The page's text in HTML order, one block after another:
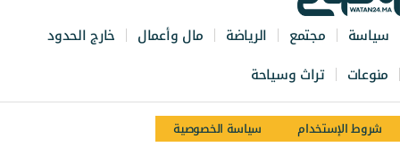
سياسة مجتمع الرياضة مال وأعمال
خارج الحدود
منوعات
تراث وسياحة
شروط الإستخدام سياسة الخصوصية